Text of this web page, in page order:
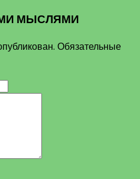
МЫСЛЯМИ
Обязательные